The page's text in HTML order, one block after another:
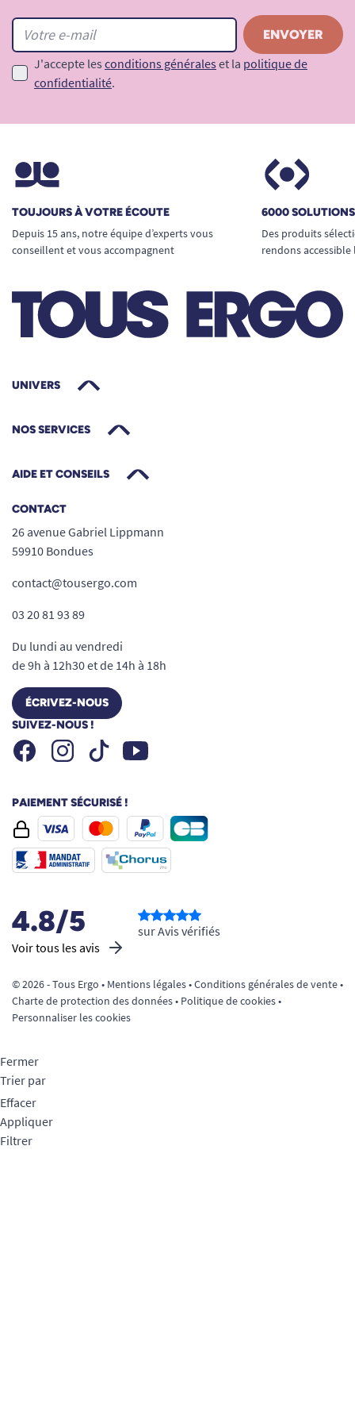
J'accepte les conditions générales et la politique de
confidentialité.
TOUJOURS À VOTRE ÉCOUTE
Depuis 15 ans, notre équipe d’experts vous
conseillent et vous accompagnent
6000
Des produits
rendons
UNIVERS
NOS SERVICES
AIDE ET CONSEILS
CONTACT
26 avenue Gabriel Lippmann
59910 Bondues
contact@tousergo.com
03 20 81 93 89
Du lundi au vendredi
de 9h à 12h30 et de 14h à 18h
ÉCRIVEZ-NOUS
SUIVEZ-NOUS !
FacebookInstagramTiktok Youtube
PAIEMENT SÉCURISÉ !
4.8/5
Voir tous les avis
sur Avis vérifiés
© 2026 - Tous Ergo • Mentions légales•Conditions générales de vente•
Charte de protection des données• Politique de cookies•
Personnaliser les cookies
Fermer
Trier par
Effacer
Appliquer
Filtrer